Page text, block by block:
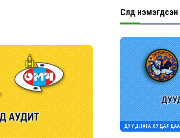
Сүүлд нэмэгдсэн
ДУУДЛАГА ХУДАЛДАА